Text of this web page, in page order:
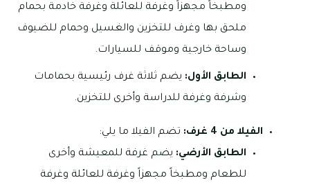
ومطبخاً مجهزاً وغرفة للعائلة وغرفة خادمة بحمام
ملحق بها وغرف للتخزين والغسيل وحمام للضيوف
وساحة خارجية وموقف للسيارات.
الطابق الأول: يضم ثلاثة غرف رئيسية بحمامات
وشرفة وغرفة للدراسة وأخرى للتخزين.
الفيلا من 4 غرف:
تضم الفيلا ما يلي:
الطابق الأرضي: يضم غرفة للمعيشة وأخرى
للطعام ومطبخاً مجهزاً وغرفة للعائلة وغرفة